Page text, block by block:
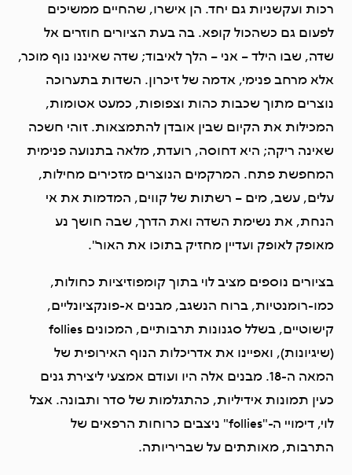
רכות ועקשניות גם יחד. הן אישרו, שהחיים ממשיכים
לפעום גם כשהכול קופא. בה בעת הציורים חוזרים אל
שדה, שבו הילד – אני – הלך לאיבוד; שדה שאיננו נוף מוכר,
אלא מרחב פנימי, אדמה של זיכרון. השדות בתערוכה
נוצרים מתוך שכבות כהות וצפופות, כמעט אטומות,
המכילות את הקיום שבין אובדן להתמצאות. זוהי חשכה
שאינה ריקה; היא דחוסה, רועדת, מלאה בתנועה פנימית
המחפשת פתח. המרקמים הנוצרים מזכירים מחילות,
עלים, עשב, מים – רשתות של קווים, המדמות את אי
הנחת, את נשימת השדה ואת הדרך, שבה חושך נע
מאופק לאופק ועדיין מחזיק בתוכו את האור".
בציורים נוספים מציב לוי בתוך קומפוזיציות כחולות,
כמו-רומנטיות, ברוח הנשגב, מבנים א-פונקציונליים,
קישוטיים, בשלל סגנונות תרבותיים, המכונים follies
(שיגיונות), ואפיינו את אדריכלות הנוף האירופית של
המאה ה-18. מבנים אלה היו ועודם אמצעי ליצירת גנים
כעין תמונות אידיליות, כהתגלמות של סדר ותבונה. אצל
לוי, דימויי ה-"follies" ניצבים כרוחות הרפאים של
התרבות, מאותתים על שבריריותה.